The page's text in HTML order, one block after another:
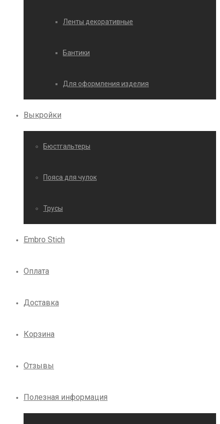
Ленты декоративные
Бантики
Для оформления изделия
Выкройки
Бюстгальтеры
Пояса для чулок
Трусы
Embro Stich
Оплата
Доставка
Корзина
Отзывы
Полезная информация